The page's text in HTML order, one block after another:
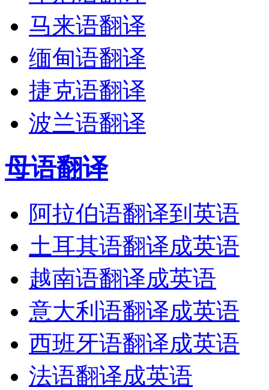
马来语翻译
缅甸语翻译
捷克语翻译
波兰语翻译
母语翻译
阿拉伯语翻译到英语
土耳其语翻译成英语
越南语翻译成英语
意大利语翻译成英语
西班牙语翻译成英语
法语翻译成英语